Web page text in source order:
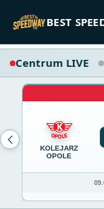
BEST
Centrum LIVE
KOLEJARZ
OPOLE